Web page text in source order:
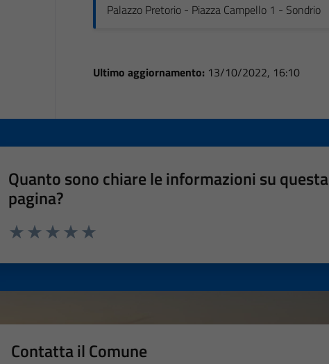
Palazzo Pretorio - Piazza Campello 1 - Sondrio
Ultimo aggiornamento: 13/10/2022, 16:10
Quanto sono chiare le informazioni su questa
pagina?
Contatta il Comune